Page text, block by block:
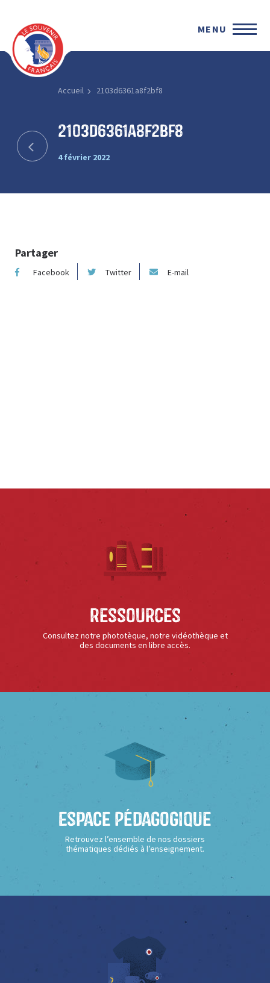
MENU
Accueil 2103d6361a8f2bf8
2103d6361a8f2bf8
4 février 2022
Partager
Facebook Twitter E-mail
Ressources
Consultez notre phototèque, notre vidéothèque et
des documents en libre accès.
Espace Pédagogique
Retrouvez l’ensemble de nos dossiers
thématiques dédiés à l’enseignement.